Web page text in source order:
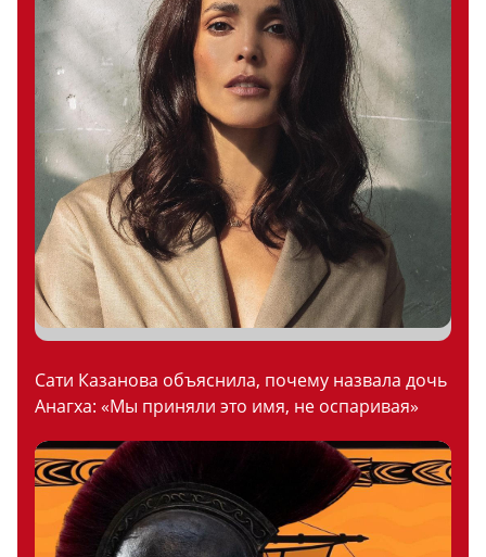
Сати Казанова объяснила, почему назвала дочь
Анагха: «Мы приняли это имя, не оспаривая»